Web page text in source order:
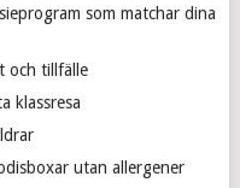
som matchar dina
och tillfälle
klassresa
utan allergener